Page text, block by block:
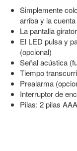
Simplemente
arriba y la
La pantalla
El LED pulsa y
(opcional)
Señal acústica
Tiempo
Prealarma
Interruptor de
Pilas: 2 pilas